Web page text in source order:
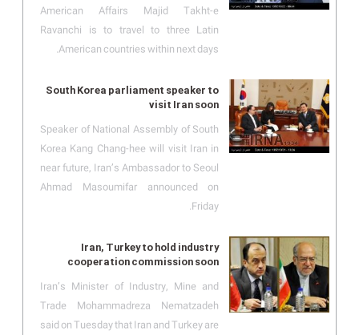
American Affairs Majid Takht-e
Ravanchi is to travel to three Latin
American countries within next days.
South Korea parliament speaker to
visit Iran soon
Speaker of National Assembly of South
Korea Kang Chang-hee will visit Iran in
near future, Iran’s Ambassador to Seoul
Ahmad Masoumifar announced on
Friday.
Iran, Turkey to hold industry
cooperation commission soon
Iran’s Minister of Industry, Mine and
Trade Mohammadreza Nematzadeh
said on Tuesday that Iran and Turkey are